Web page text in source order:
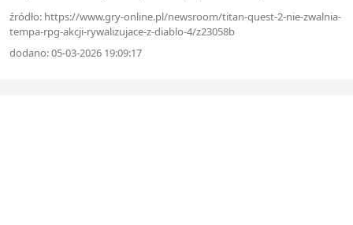
źródło: https://www.gry-online.pl/newsroom/titan-quest-2-nie-zwalnia-
tempa-rpg-akcji-rywalizujace-z-diablo-4/z23058b
dodano: 05-03-2026 19:09:17